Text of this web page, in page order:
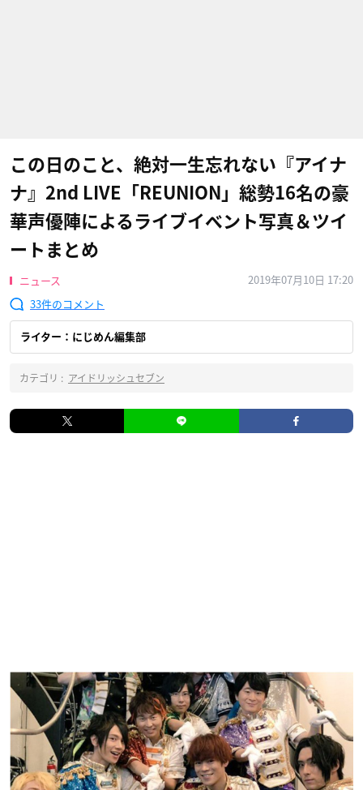
この日のこと、絶対一生忘れない『アイナ
ナ』2nd LIVE「REUNION」総勢16名の豪
華声優陣によるライブイベント写真＆ツイ
ートまとめ
ニュース
2019年07月10日 17:20
33
ライター：にじめん編集部
カテゴリ : アイドリッシュセブン